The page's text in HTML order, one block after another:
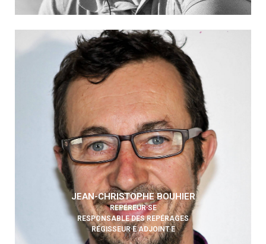
JEAN-CHRISTOPHE BOUHIER
REPÉREUR·SE
RESPONSABLE DES REPÉRAGES
RÉGISSEUR·E ADJOINT·E